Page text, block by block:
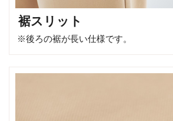
裾スリット
※後ろの裾が長い仕様です。